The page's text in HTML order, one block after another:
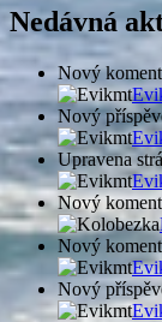
Nedávná
Nový
Nový
Upravena
Nový
Nový
Nový